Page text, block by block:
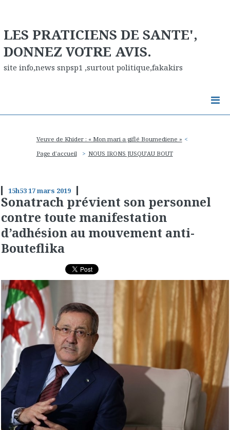
LES PRATICIENS DE SANTE',
DONNEZ VOTRE AVIS.
site info,news snpsp1 ,surtout politique,fakakirs
Veuve de Khider : « Mon mari a giflé Boumediene »
Page d'accueil
NOUS IRONS JUSQU'AU BOUT
15h5317mars 2019
Sonatrach prévient son personnel
contre toute manifestation
d’adhésion au mouvement anti-
Bouteflika